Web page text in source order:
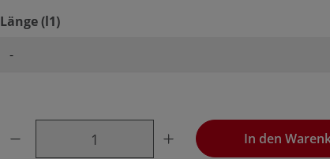
Länge (l1)auswählen
Produkt Anzahl: Gib den gewünschten Wert ein oder
In den